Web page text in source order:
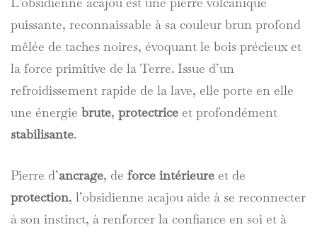
puissante, reconnaissable à sa couleur brun profond
mêlée de taches noires, évoquant le bois précieux et
la force primitive de la Terre. Issue d’un
refroidissement rapide de la lave, elle porte en elle
une énergie brute, protectrice et profondément
stabilisante.
Pierre d’ancrage, de force intérieure et de
protection, l’obsidienne acajou aide à se reconnecter
à son instinct, à renforcer la confiance en soi et à